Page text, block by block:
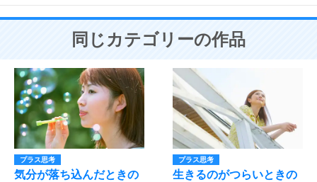
同じカテゴリーの作品
プラス思考
気分が落ち込んだときの
プラス思考
生きるのがつらいときの